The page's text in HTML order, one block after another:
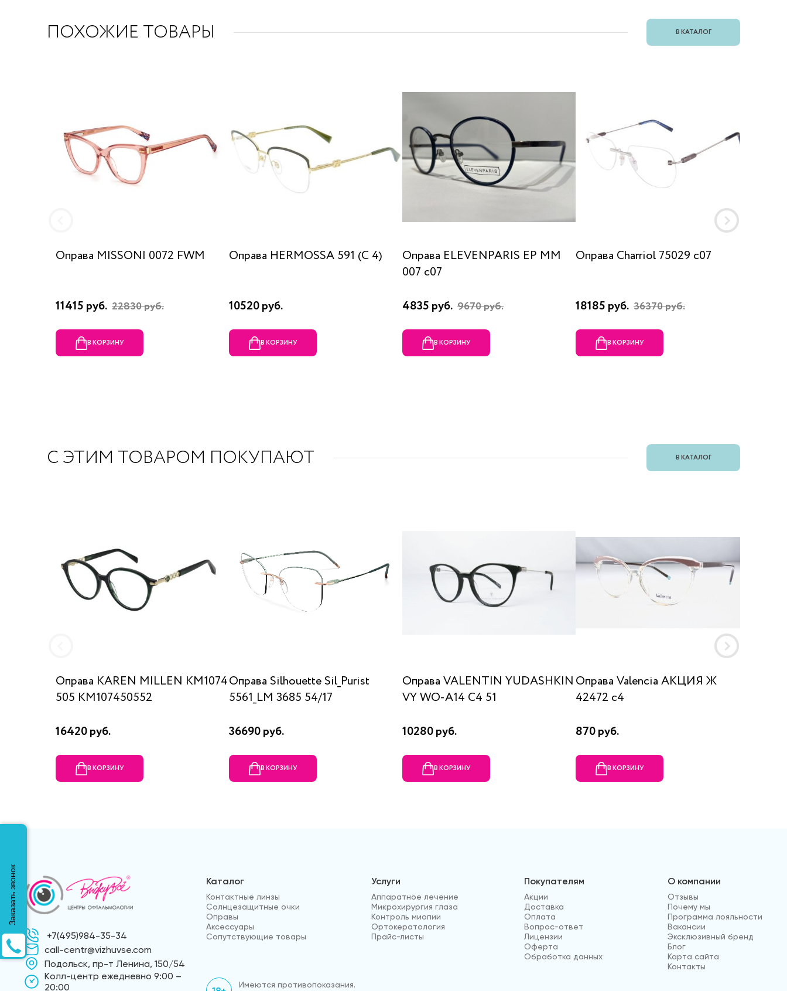
ПОХОЖИЕ ТОВАРЫ В КАТАЛОГ
Оправа MISSONI 0072 FWM
11415 руб. 22830 руб.
В КОРЗИНУ
Оправа HERMOSSA 591 (C 4)
10520 руб.
В КОРЗИНУ
Оправа ELEVENPARIS EP MM
007 c07
4835 руб. 9670 руб.
В КОРЗИНУ
Оправа Charriol 75029 c07
18185 руб. 36370 руб.
В КОРЗИНУ
С ЭТИМ ТОВАРОМ ПОКУПАЮТ В КАТАЛОГ
Оправа KAREN MILLEN KM1074
505 KM107450552
16420 руб.
В КОРЗИНУ
Оправа Silhouette Sil_Purist
5561_LM 3685 54/17
36690 руб.
В КОРЗИНУ
Оправа VALENTIN YUDASHKIN
VY WO-A14 C4 51
10280 руб.
В КОРЗИНУ
Оправа Valencia AKЦИЯ Ж
42472 c4
870 руб.
В КОРЗИНУ
+7(495)984-35-34
call-centr@vizhuvse.com
Подольск, пр-т Ленина, 150/54
Kолл-центр ежедневно 9:00 –
20:00
Каталог
Контактные линзы
Солнцезащитные очки
Оправы
Аксессуары
Сопутствующие товары
Услуги
Аппаратное лечение
Микрохирургия глаза
Контроль миопии
Ортокератология
Прайс-листы
Покупателям
Акции
Доставка
Оплата
Вопрос-ответ
Лицензии
Оферта
Обработка данных
О компании
Отзывы
Почему мы
Программа лояльности
Вакансии
Эксклюзивный бренд
Блог
Карта сайта
Контакты
Имеются противопоказания.
Заказать звонок